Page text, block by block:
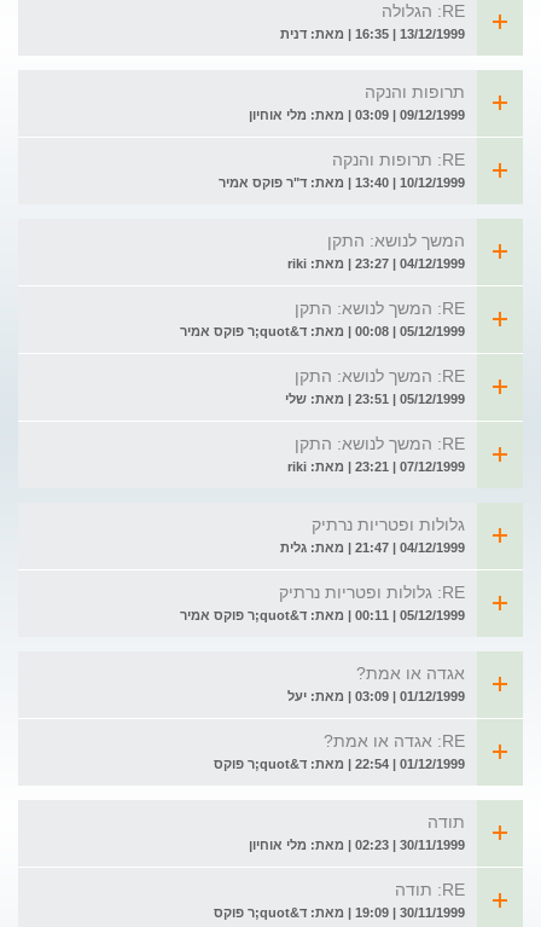
RE: הגלולה
13/12/1999 | 16:35 | מאת: דנית
תרופות והנקה
09/12/1999 | 03:09 | מאת: מלי אוחיון
RE: תרופות והנקה
10/12/1999 | 13:40 | מאת: ד"ר פוקס אמיר
המשך לנושא: התקן
04/12/1999 | 23:27 | מאת: riki
RE: המשך לנושא: התקן
05/12/1999 | 00:08 | מאת: ד&quot;ר פוקס אמיר
RE: המשך לנושא: התקן
05/12/1999 | 23:51 | מאת: שלי
RE: המשך לנושא: התקן
07/12/1999 | 23:21 | מאת: riki
גלולות ופטריות נרתיק
04/12/1999 | 21:47 | מאת: גלית
RE: גלולות ופטריות נרתיק
05/12/1999 | 00:11 | מאת: ד&quot;ר פוקס אמיר
אגדה או אמת?
01/12/1999 | 03:09 | מאת: יעל
RE: אגדה או אמת?
01/12/1999 | 22:54 | מאת: ד&quot;ר פוקס
תודה
30/11/1999 | 02:23 | מאת: מלי אוחיון
RE: תודה
30/11/1999 | 19:09 | מאת: ד&quot;ר פוקס